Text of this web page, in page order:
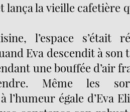
lança la vieille cafetière
l’espace s’était
Eva descendit à son
une bouffée d’air
Même les
l’humeur égale d’Eva